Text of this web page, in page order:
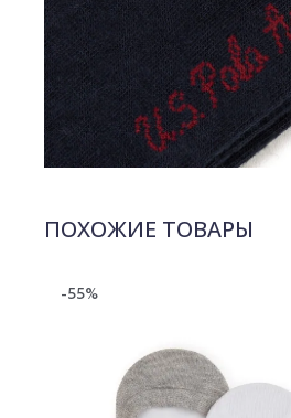
ПОХОЖИЕ ТОВАРЫ
-55%